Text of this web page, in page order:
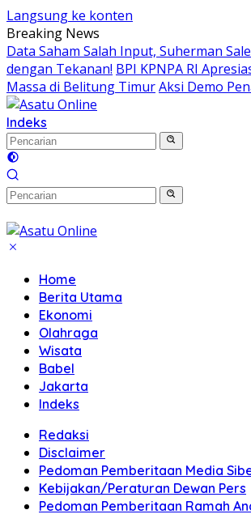
Langsung ke konten
Breaking News
Data Saham Salah Input, Suherman
dengan Tekanan! BPI KPNPA RI
Massa di Belitung TimurAksi Demo
Indeks
Home
Berita Utama
Ekonomi
Olahraga
Wisata
Babel
Jakarta
Indeks
Redaksi
Disclaimer
Pedoman Pemberitaan Media
Kebijakan/Peraturan Dewan Pers
Pedoman Pemberitaan Ramah